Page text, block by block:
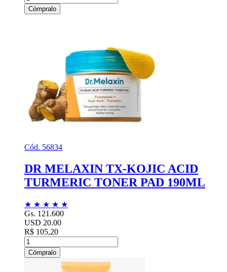
Cómpralo
Cód. 56834
DR MELAXIN TX-KOJIC ACID
TURMERIC TONER PAD 190ML
★ ★ ★ ★ ★
Gs. 121.600
USD 20.00
R$ 105,20
Cómpralo